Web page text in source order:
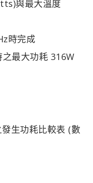
與最大溫度
時完成
最大功耗 316W
生功耗比較表 (數